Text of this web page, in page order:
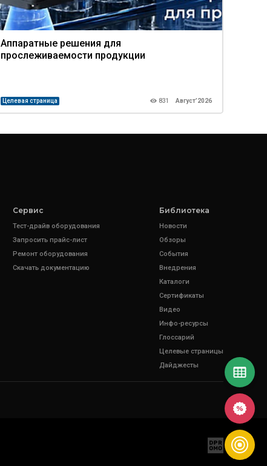
Аппаратные решения для
прослеживаемости продукции
Целевая страница 831 Август’2026
Сервис
Тест-драйв оборудования
Запросить прайс-лист
Ремонт оборудования
Скачать документацию
Библиотека
Новости
Обзоры
События
Внедрения
Каталоги
Сертификаты
Видео
Инфо-ресурсы
Глоссарий
Целевые страницы
Дайджесты